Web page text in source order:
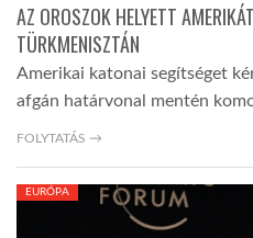
AZ OROSZOK HELYETT
TÜRKMENISZTÁN
Amerikai katonai segítséget
afgán határvonal mentén
FOLYTATÁS →
EURÓPA